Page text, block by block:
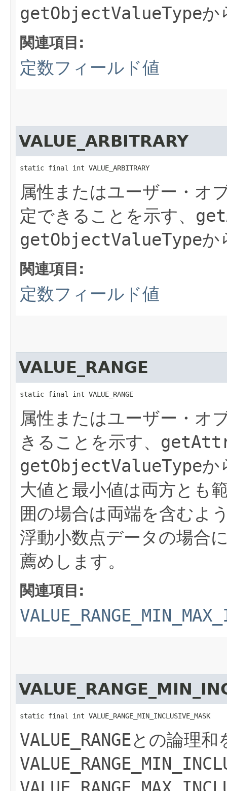
getObjectValueTypeか
関連項目:
定数フィールド値
VALUE_ARBITRARY
static final int VALUE_ARBITRARY
属性またはユーザー・オ
定できることを示す、
getObjectValueTypeか
関連項目:
定数フィールド値
VALUE_RANGE
static final int VALUE_RANGE
属性またはユーザー・オ
きることを示す、
getObjectValueTypeか
大値と最小値は両方とも
囲の場合は両端を含むよ
浮動小数点データの場合
薦めします。
関連項目:
static final int VALUE_RANGE_MIN_INCLUSIVE_MASK
VALUE_RANGEとの論理和